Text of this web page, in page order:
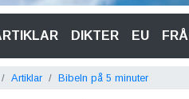
DIKTER EU
Artiklar Bibeln på 5 minuter